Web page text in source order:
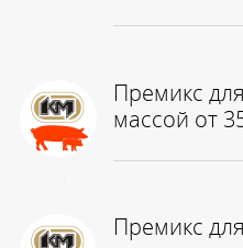
Премикс
массой от
Премикс
ЗВ'ЯЗКУ